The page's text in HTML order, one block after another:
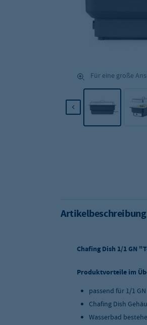
Für eine große
Artikelbeschreibung
Chafing Dish 1/1 GN
Produktvorteile im
passend für 1/1
Chafing Dish
Wasserbad